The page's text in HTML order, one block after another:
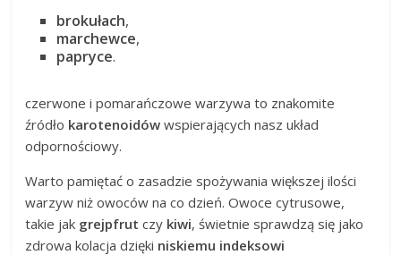
brokułach,
marchewce,
papryce.
czerwone i pomarańczowe warzywa to znakomite
źródło karotenoidów wspierających nasz układ
odpornościowy.
Warto pamiętać o zasadzie spożywania większej ilości
warzyw niż owoców na co dzień. Owoce cytrusowe,
takie jak grejpfrut czy kiwi, świetnie sprawdzą się jako
zdrowa kolacja dzięki niskiemu indeksowi